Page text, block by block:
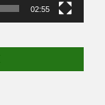
02:55